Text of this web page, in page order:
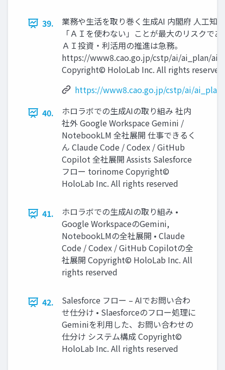
39.
業務や生活を取り巻く生成AI 内閣府 人工知
「ＡＩを使わない」ことが最⼤のリスクで
ＡＩ投資・利活⽤の推進は急務。
https://www8.cao.go.jp/cstp/ai/ai_plan/
Copyright© HoloLab Inc. All rights reserved
https://www8.cao.go.jp/cstp/ai/
40.
ホロラボでの生成AIの取り組み 社内
社外 Google Workspace Gemini /
NotebookLM 全社展開 仕事できるく
ん Claude Code / Codex / GitHub
Copilot 全社展開 Assists Salesforce
フロー torinome Copyright©
HoloLab Inc. All rights reserved
41.
ホロラボでの生成AIの取り組み •
Google WorkspaceのGemini,
NotebookLMの全社展開 • Claude
Code / Codex / GitHub Copilotの全
社展開 Copyright© HoloLab Inc. All
rights reserved
42.
Salesforce フロー – AIでお問い合わ
せ仕分け • Slaesforceのフロー処理に
Geminiを利用した、お問い合わせの
仕分け システム構成 Copyright©
HoloLab Inc. All rights reserved